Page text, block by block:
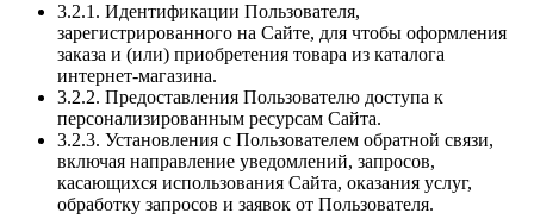
3.2.1. Идентификации Пользователя,
зарегистрированного на Сайте, для чтобы оформления
заказа и (или) приобретения товара из каталога
интернет-магазина.
3.2.2. Предоставления Пользователю доступа к
персонализированным ресурсам Сайта.
3.2.3. Установления с Пользователем обратной связи,
включая направление уведомлений, запросов,
касающихся использования Сайта, оказания услуг,
обработку запросов и заявок от Пользователя.